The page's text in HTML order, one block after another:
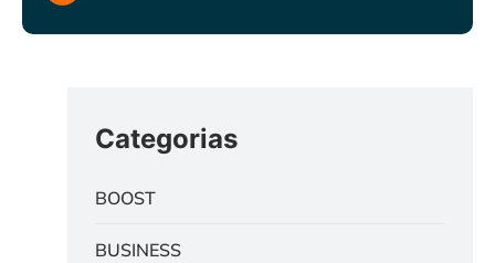
Categorias
BOOST
BUSINESS